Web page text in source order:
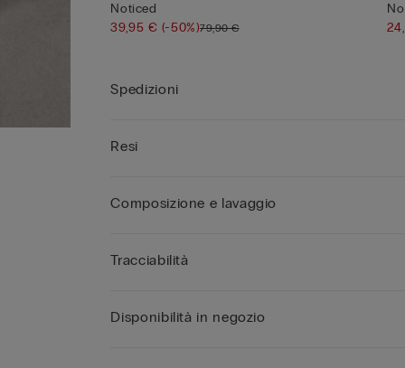
Noticed
39,95 € (-50%)79,90 €
Spedizioni
Resi
Composizione e lavaggio
Tracciabilità
Disponibilità in negozio